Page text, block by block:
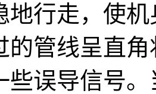
地行走，使
的管线呈直
些误导信号